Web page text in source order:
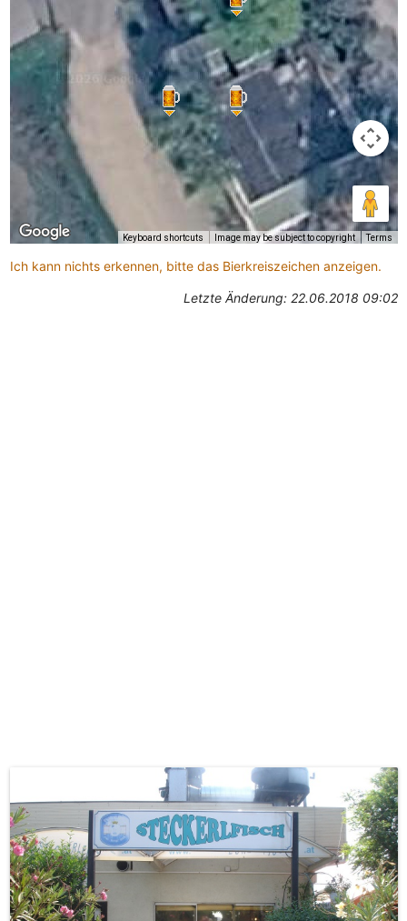
Keyboard shortcuts Image may be subject to copyright Terms
Ich kann nichts erkennen, bitte das Bierkreiszeichen anzeigen.
Letzte Änderung: 22.06.2018 09:02